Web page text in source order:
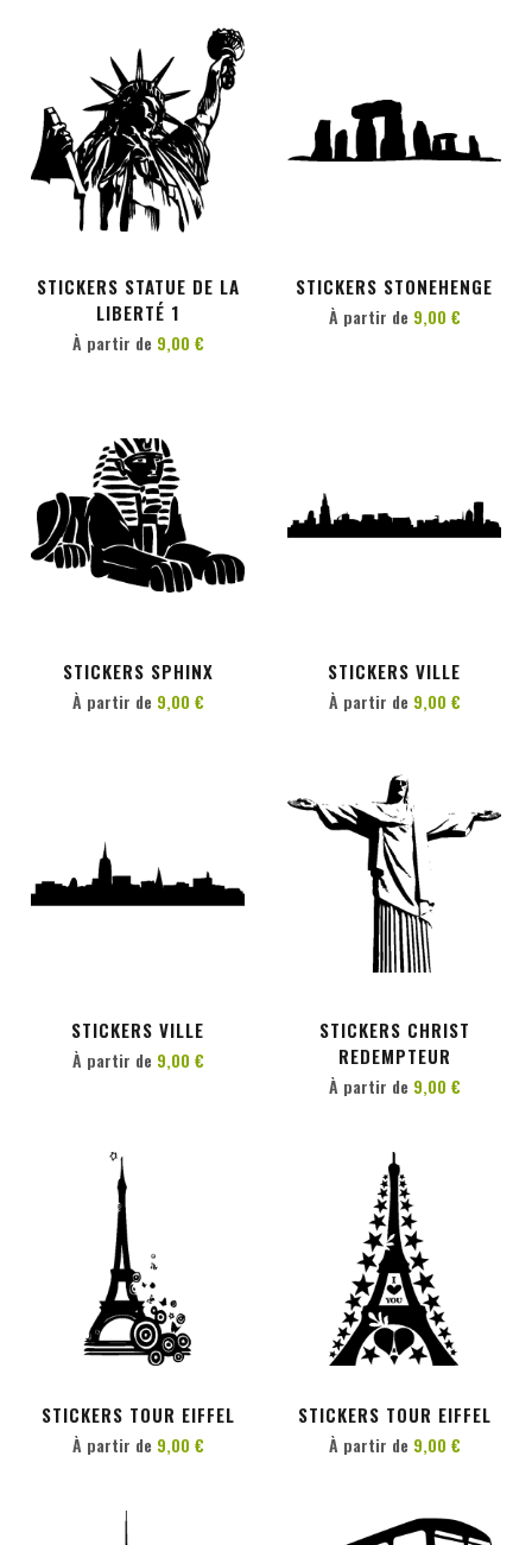
STICKERS STATUE DE LA
LIBERTÉ 1
PERSONNALISER
À partir de 9,00 €
STICKERS STONEHENGE
À partir de 9,00 €
STICKERS SPHINX
À partir de 9,00 €
STICKERS VILLE
À partir de 9,00 €
STICKERS VILLE
À partir de 9,00 €
STICKERS CHRIST
REDEMPTEUR
PERSONNALISER
À partir de 9,00 €
STICKERS TOUR EIFFEL
PERSONNALISER
À partir de 9,00 €
STICKERS TOUR EIFFEL
PERSONNALISER
À partir de 9,00 €